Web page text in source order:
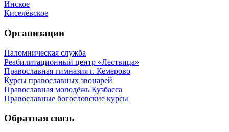
Инское
Киселёвское
Организации
Паломническая служба
Реабилитационный центр «Лествица»
Православная гимназия г. Кемерово
Курсы православных звонарей
Православная молодёжь Кузбасса
Православные богословские курсы
Обратная связь